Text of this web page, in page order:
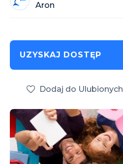
Aron
UZYSKAJ DOSTĘP
Dodaj do Ulubionych